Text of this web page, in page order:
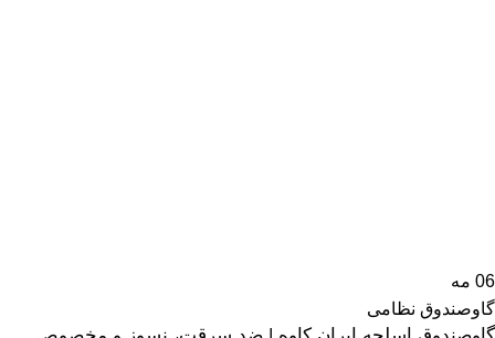
06 مه
گاوصندوق نظامی